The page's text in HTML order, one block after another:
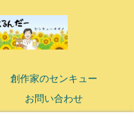
創作家のセンキュー
お問い合わせ